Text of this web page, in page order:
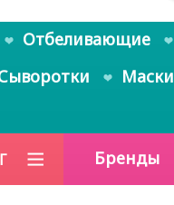
Отбеливающие
Маски
Бренды